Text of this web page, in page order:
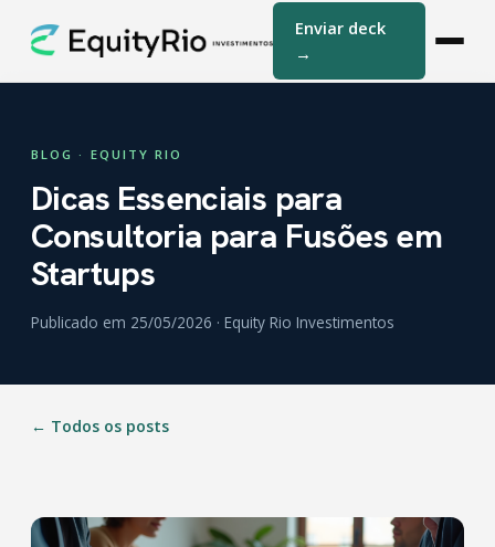
Enviar deck
→
BLOG · EQUITY RIO
Dicas Essenciais para
Consultoria para Fusões em
Startups
Publicado em 25/05/2026 · Equity Rio Investimentos
← Todos os posts